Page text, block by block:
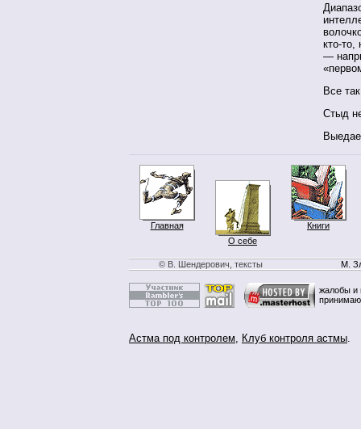
кто-то,
—
Все
Стыд
Главная
О себе
Книги
© В. Шендерович, тексты М.
жалобы и
Астма под контролем, Клуб контроля астмы.